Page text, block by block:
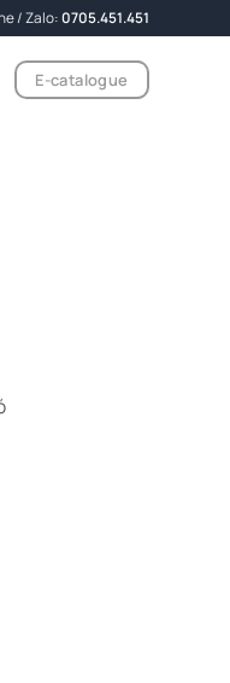
/ Zalo:0705.451.451
E-catalogue